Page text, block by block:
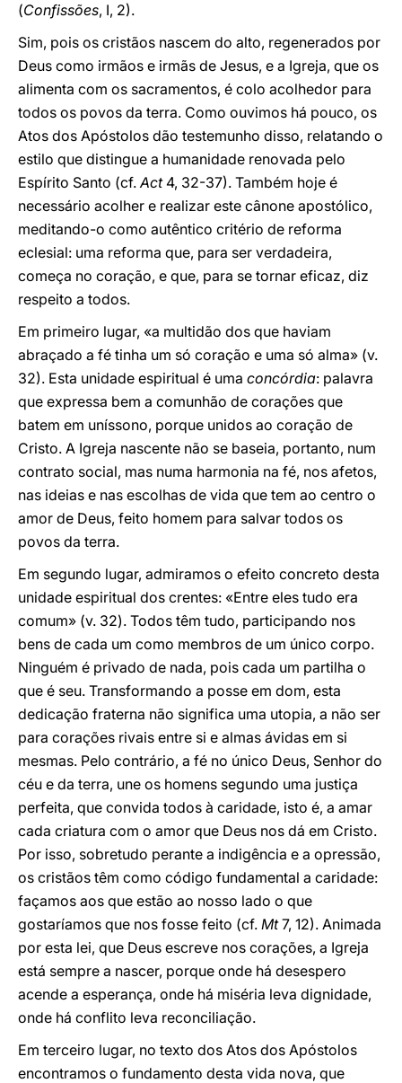
(Confissões, I, 2).
Sim, pois os cristãos nascem do alto, regenerados por
Deus como irmãos e irmãs de Jesus, e a Igreja, que os
alimenta com os sacramentos, é colo acolhedor para
todos os povos da terra. Como ouvimos há pouco, os
Atos dos Apóstolos dão testemunho disso, relatando o
estilo que distingue a humanidade renovada pelo
Espírito Santo (cf.Act4, 32-37). Também hoje é
necessário acolher e realizar este cânone apostólico,
meditando-o como autêntico critério de reforma
eclesial: uma reforma que, para ser verdadeira,
começa no coração, e que, para se tornar eficaz, diz
respeito a todos.
Em primeiro lugar, «a multidão dos que haviam
abraçado a fé tinha um só coração e uma só alma» (v.
32). Esta unidade espiritual é uma concórdia: palavra
que expressa bem a comunhão de corações que
batem em uníssono, porque unidos ao coração de
Cristo. A Igreja nascente não se baseia, portanto, num
contrato social, mas numa harmonia na fé, nos afetos,
nas ideias e nas escolhas de vida que tem ao centro o
amor de Deus, feito homem para salvar todos os
povos da terra.
Em segundo lugar, admiramos o efeito concreto desta
unidade espiritual dos crentes: «Entre eles tudo era
comum» (v. 32). Todos têm tudo, participando nos
bens de cada um como membros de um único corpo.
Ninguém é privado de nada, pois cada um partilha o
que é seu. Transformando a posse em dom, esta
dedicação fraterna não significa uma utopia, a não ser
para corações rivais entre si e almas ávidas em si
mesmas. Pelo contrário, a fé no único Deus, Senhor do
céu e da terra, une os homens segundo uma justiça
perfeita, que convida todos à caridade, isto é, a amar
cada criatura com o amor que Deus nos dá em Cristo.
Por isso, sobretudo perante a indigência e a opressão,
os cristãos têm como código fundamental a caridade:
façamos aos que estão ao nosso lado o que
gostaríamos que nos fosse feito (cf. Mt7, 12). Animada
por esta lei, que Deus escreve nos corações, a Igreja
está sempre a nascer, porque onde há desespero
acende a esperança, onde há miséria leva dignidade,
onde há conflito leva reconciliação.
Em terceiro lugar, no texto dos Atos dos Apóstolos
encontramos o fundamento desta vida nova, que